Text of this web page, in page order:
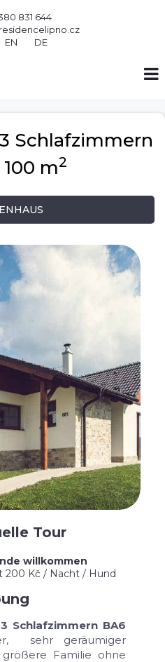
831 644
EN DE
Schlafzimmern
m2
Tour
willkommen
200 Kč / Nacht / Hund
Schlafzimmern BA6
sehr geräumiger
Familie ohne